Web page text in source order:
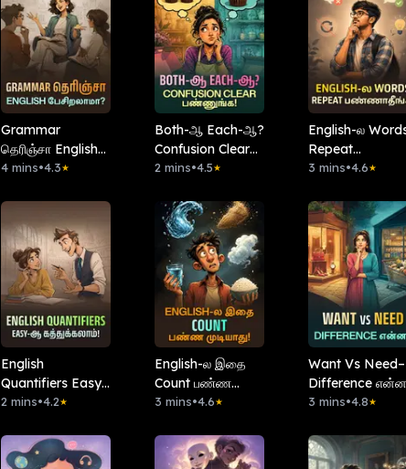
Grammar
தெரிஞ்சா English
பேசிறலாமா?
4 mins•4.3★
Both-ஆ Each-ஆ?
Confusion Clear
பண்ணுங்க!
2 mins•4.5★
English-ல
Repeat
பண்ணாதீங்க!
3 mins•4.6★
English
Quantifiers Easy-
ஆ கத்துக்கலாம்!
2 mins•4.2★
English-ல இதை
Count பண்ண
முடியாது!
3 mins•4.6★
Want Vs Need–
Difference
3 mins•4.8★